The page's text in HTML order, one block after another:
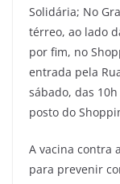
Solidária; No
térreo, ao lado
por fim, no
entrada pela
sábado, das
posto do
A vacina contra
para prevenir